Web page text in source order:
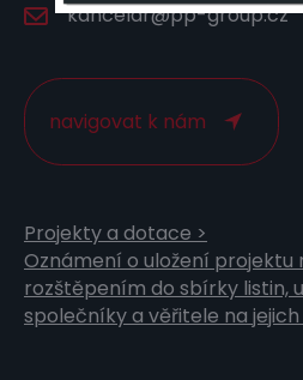
kancelar@pp-group.cz
navigovat k nám
Projekty a dotace >
Oznámení o uložení projektu
rozštěpením do sbírky listin,
společníky a věřitele na